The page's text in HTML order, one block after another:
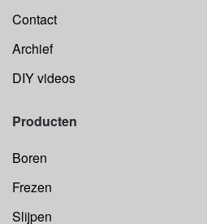
Contact
Archief
DIY videos
Producten
Boren
Frezen
Slijpen